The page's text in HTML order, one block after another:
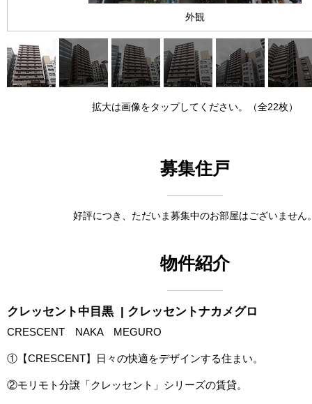
外観
拡大は画像をタップしてください。（全22枚）
募集住戸
好評につき、ただいま募集中のお部屋はございません
物件紹介
クレッセント中目黒 | クレッセントナカメグロ
CRESCENT NAKA MEGURO
①【CRESCENT】日々の快適をデザインする住まい。
②モリモト分譲「クレッセント」シリーズの賃貸。